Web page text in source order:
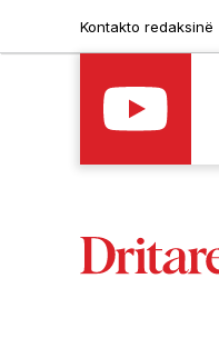
Kontakto redaksinë